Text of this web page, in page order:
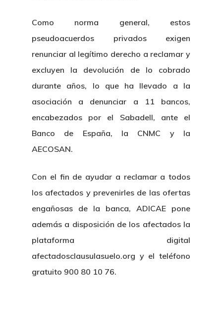
Como norma general, estos
pseudoacuerdos privados exigen
renunciar al legítimo derecho a reclamar y
excluyen la devolución de lo cobrado
durante años, lo que ha llevado a la
asociación a denunciar a 11 bancos,
encabezados por el Sabadell, ante el
Banco de España, la CNMC y la
AECOSAN.
Con el fin de ayudar a reclamar a todos
los afectados y prevenirles de las ofertas
engañosas de la banca, ADICAE pone
además a disposición de los afectados la
plataforma digital
afectadosclausulasuelo.org y el teléfono
gratuito 900 80 10 76.